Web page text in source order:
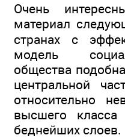
Очень
материал
странах с
модель
общества
центральной
относительно
высшего
беднейших слоев.